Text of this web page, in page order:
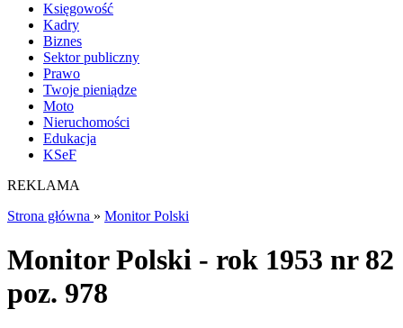
Księgowość
Kadry
Biznes
Sektor publiczny
Prawo
Twoje pieniądze
Moto
Nieruchomości
Edukacja
KSeF
REKLAMA
Strona główna » Monitor Polski
Monitor Polski - rok 1953 nr 82
poz. 978